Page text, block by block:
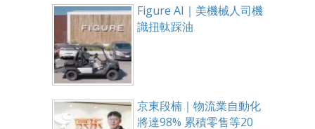
Figure AI｜美機械人司機
識扭軚踩油
京東段楠｜物流業自動化
將達98% 累積零售等20